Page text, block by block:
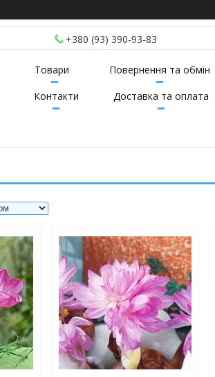
+380 (93) 390-93-83
Товари Повернення та обмін
Контакти
Доставка та оплата